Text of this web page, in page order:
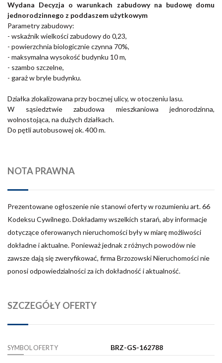
Wydana Decyzja o warunkach zabudowy na budowę domu
jednorodzinnego z poddaszem użytkowym
Parametry zabudowy:
- wskaźnik wielkości zabudowy do 0,23,
- powierzchnia biologicznie czynna 70%,
- maksymalna wysokość budynku 10 m,
- szambo szczelne,
- garaż w bryle budynku.
Działka zlokalizowana przy bocznej ulicy, w otoczeniu lasu.
W sąsiedztwie zabudowa mieszkaniowa jednorodzinna,
wolnostojąca, na dużych działkach.
Do pętli autobusowej ok. 400 m.
NOTA PRAWNA
Prezentowane ogłoszenie nie stanowi oferty w rozumieniu art. 66
Kodeksu Cywilnego. Dokładamy wszelkich starań, aby informacje
dotyczące oferowanych nieruchomości były w miarę możliwości
dokładne i aktualne. Ponieważ jednak z różnych powodów nie
zawsze dają się zweryfikować, firma Brzozowski Nieruchomości nie
ponosi odpowiedzialności za ich dokładność i aktualność.
SZCZEGÓŁY OFERTY
SYMBOL OFERTY BRZ-GS-162788